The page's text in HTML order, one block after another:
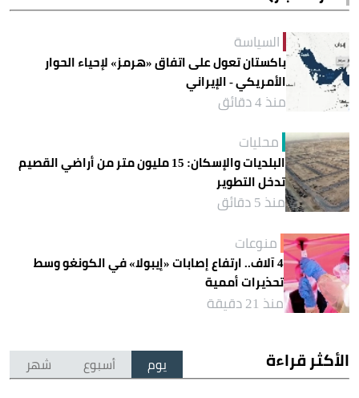
السياسة
باكستان تعول على اتفاق «هرمز» لإحياء الحوار
الأمريكي - الإيراني
منذ 4 دقائق
محليات
البلديات والإسكان: 15 مليون متر من أراضي القصيم
تدخل التطوير
منذ 5 دقائق
منوعات
4 آلاف.. ارتفاع إصابات «إيبولا» في الكونغو وسط
تحذيرات أممية
منذ 21 دقيقة
الأكثر قراءة يوم أسبوع شهر